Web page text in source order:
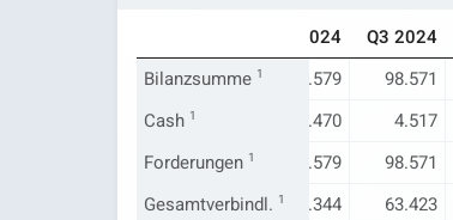
Q2 2024 Q3 2024
Bilanzsumme 1
121.048 103.262 97.579 98.571
Cash 1
6.917 5.470 4.517
Forderungen 1
121.048 103.262 97.579 98.571
Gesamtverbindl. 1
87.908 69.184 63.344 63.423